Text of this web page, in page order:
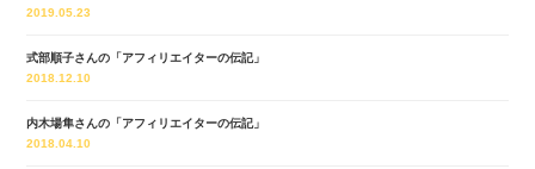
2019.05.23
式部順子さんの「アフィリエイターの伝記」
2018.12.10
内木場隼さんの「アフィリエイターの伝記」
2018.04.10